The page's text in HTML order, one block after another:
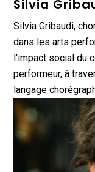
Silvia
Silvia Gribaudi,
dans les arts
l'impact social du
performeur, à
langage